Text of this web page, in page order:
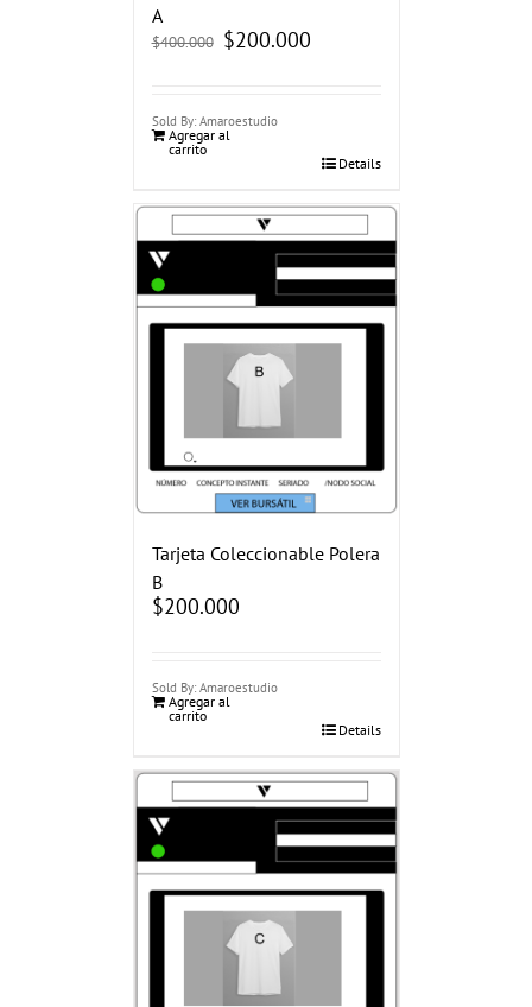
A
$400.000 El
precio
$200.000El
precio
Sold By: Amaroestudio
Agregar al
carrito
Details
Tarjeta Coleccionable Polera
B
$200.000
Sold By: Amaroestudio
Agregar al
carrito
Details